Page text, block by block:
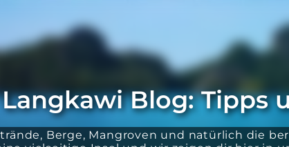
Langkawi Blog: Tipps
Berge, Mangroven und natürlich die